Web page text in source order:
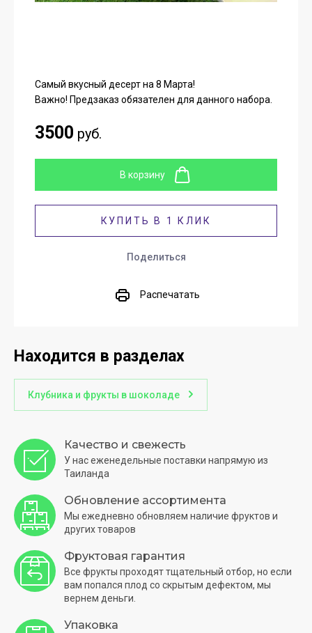
Самый вкусный десерт на 8 Марта!
Важно! Предзаказ обязателен для данного набора.
3500 руб.
В корзину
КУПИТЬ В 1 КЛИК
Поделиться
Распечатать
Находится в разделах
Клубника и фрукты в шоколаде
Качество и свежесть
У нас еженедельные поставки напрямую из
Таиланда
Обновление ассортимента
Мы ежедневно обновляем наличие фруктов и
других товаров
Фруктовая гарантия
Все фрукты проходят тщательный отбор, но если
вам попался плод со скрытым дефектом, мы
вернем деньги.
Упаковка